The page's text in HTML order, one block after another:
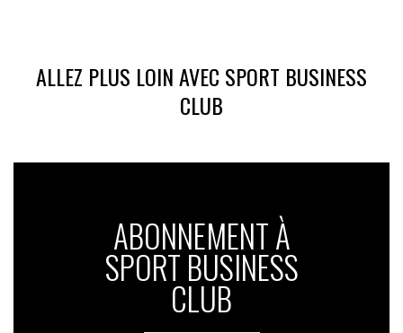
ALLEZ PLUS LOIN AVEC SPORT BUSINESS
CLUB
ABONNEMENT À
SPORT BUSINESS
CLUB